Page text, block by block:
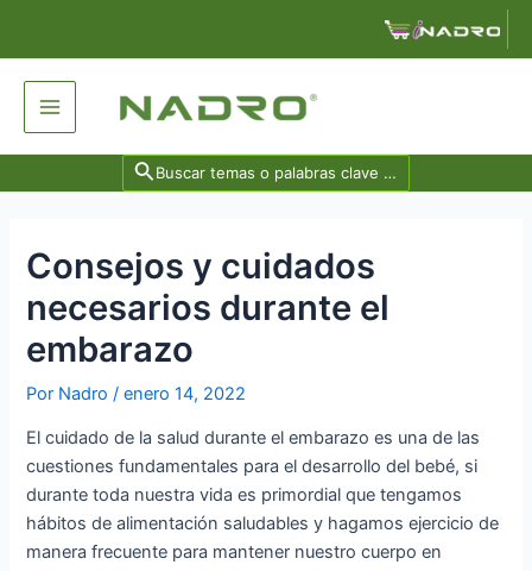
Main
Menu
Search
for:
Consejos y cuidados
necesarios durante el
embarazo
Por Nadro/enero 14, 2022
El cuidado de la salud durante elembarazo es una de las
cuestiones fundamentales para el desarrollo del bebé, si
durante toda nuestra vida es primordial que tengamos
hábitos de alimentación saludables y hagamos ejercicio de
manera frecuente para mantener nuestro cuerpo en